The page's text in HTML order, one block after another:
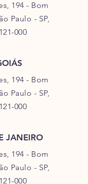
194 - Bom
Paulo - SP,
000
194 - Bom
Paulo - SP,
000
JANEIRO
194 - Bom
Paulo - SP,
000